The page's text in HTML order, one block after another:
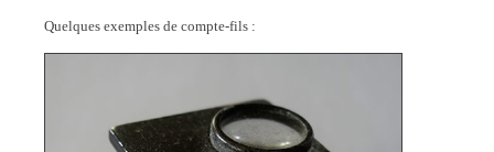
Quelques exemples de compte-fils :